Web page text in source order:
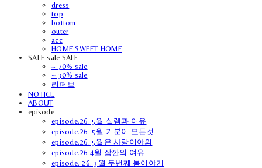
dress
top
bottom
outer
acc
HOME SWEET HOME
SALE sale SALE
~ 70% sale
~ 30% sale
리퍼브
NOTICE
ABOUT
episode
episode.26. 5월 설렘과 여유
episode.26. 5월 기분이 모든것
episode.26. 5월은 사랑이야의
episode.26.4월 잠깐의 여유
episode. 26. 3월 두번째 봄이야기